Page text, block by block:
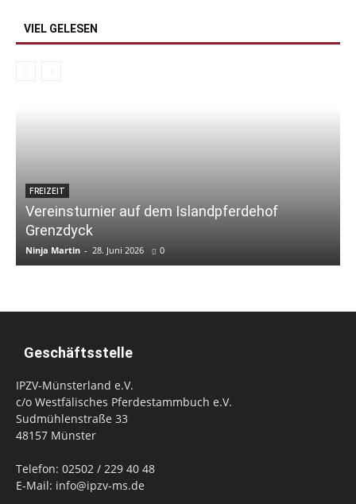
VIEL GELESEN
FREIZEIT
Vereinsturnier auf dem Islandpferdehof
Grenzdyck
Ninja Martin - 28. Juni 2026 0
Geschäftsstelle
IPZV-Münsterland e.V.
c/o Westfälisches Pferdestammbuch e.V.
Sudmühlenstraße 33
48157 Münster
Telefon: 02502 / 229 40 48
E-Mail: info@ipzv-ms.de